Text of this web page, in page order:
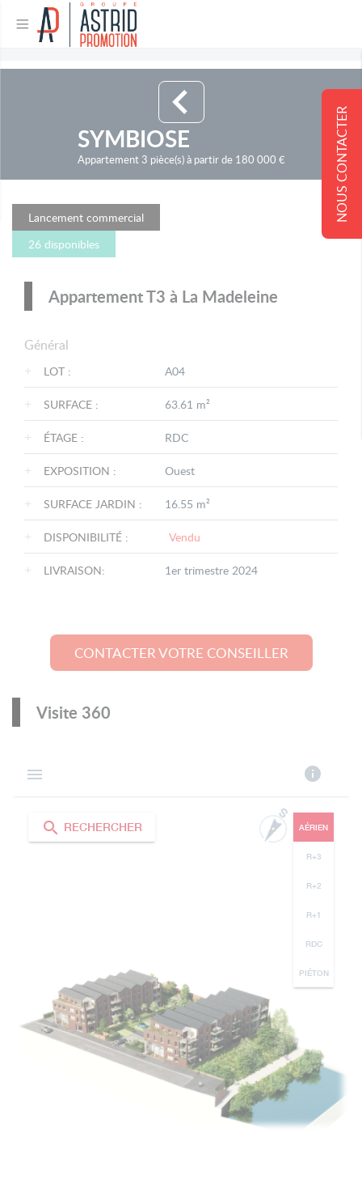
NOUS CONTACTER
SYMBIOSE
Appartement 3 pièce(s) à partir de 180 000 €
Lancement commercial
26 disponibles
Appartement T3 à La Madeleine
Général
+
LOT : A04
+ SURFACE : 63.61 m²
+ ÉTAGE : RDC
+ EXPOSITION : Ouest
+ SURFACE JARDIN : 16.55 m²
+ DISPONIBILITÉ : Vendu
+ LIVRAISON: 1er trimestre 2024
CONTACTER VOTRE CONSEILLER
Visite 360